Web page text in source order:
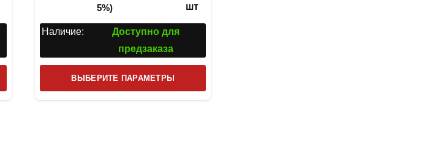
товар
5%)
шт
Наличие:
Доступно для
предзаказа
ВЫБЕРИТЕ ПАРАМЕТРЫ
товар